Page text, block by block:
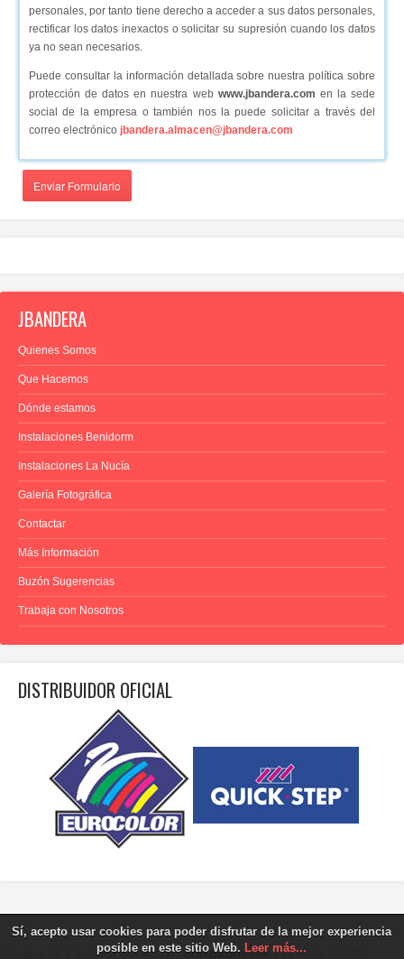
Sí, acepto usar cookies para poder disfrutar de la mejor experiencia
posible en este sitio Web. Leer más...
personales, por tanto tiene derecho a acceder a sus datos personales,
rectificar los datos inexactos o solicitar su supresión cuando los datos
ya no sean necesarios.
Puede consultar la información detallada sobre nuestra política sobre
protección de datos en nuestra web www.jbandera.com en la sede
social de la empresa o también nos la puede solicitar a través del
correo electrónico jbandera.almacen@jbandera.com
Enviar Formulario
JBANDERA
Quienes Somos
Que Hacemos
Dónde estamos
Instalaciones Benidorm
Instalaciones La Nucía
Galería Fotográfica
Contactar
Más Información
Buzón Sugerencias
Trabaja con Nosotros
DISTRIBUIDOR OFICIAL
J.Bandera SA | Benidorm: 965 860 897 - info@jbandera.com | La Nucía: 965 870